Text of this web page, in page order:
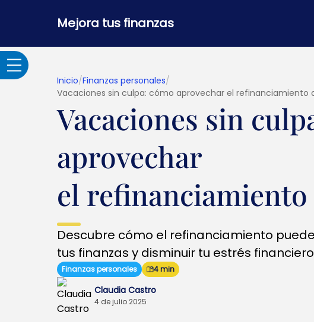
Mejora tus finanzas
Adultos Mayores
seguridad
Crédito hipotecario
Créditos y
préstamos
Emprendedores y
Inicio/Finanzas personales/
Vacaciones sin culpa: cómo aprovechar el refinanciamiento
Vacaciones sin
aprovechar
el refinanciamiento
Descubre cómo el refinanciamiento
tus finanzas y disminuir tu estrés
Finanzas personales 4 min
Claudia Castro
4 de julio 2025